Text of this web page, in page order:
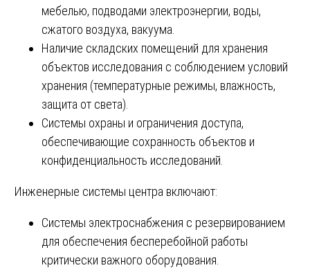
мебелью, подводами электроэнергии, воды,
сжатого воздуха, вакуума.
Наличие складских помещений для хранения
объектов исследования с соблюдением условий
хранения (температурные режимы, влажность,
защита от света).
Системы охраны и ограничения доступа,
обеспечивающие сохранность объектов и
конфиденциальность исследований.
Инженерные системы центра включают:
Системы электроснабжения с резервированием
для обеспечения бесперебойной работы
критически важного оборудования.